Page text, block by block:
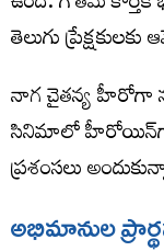
తెలుగు
నాగ చైతన్య
సినిమాలో హీరోయిన్‌గా
ప్రశంసలు
అభిమానుల